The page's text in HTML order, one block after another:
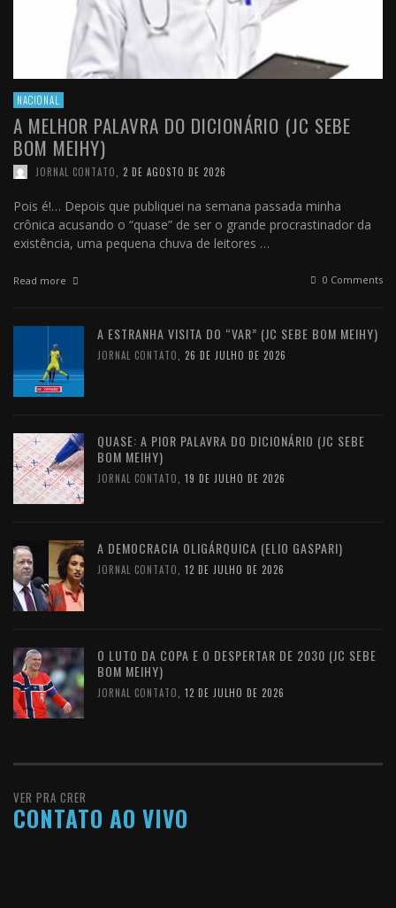
NACIONAL
A MELHOR PALAVRA DO DICIONÁRIO (JC SEBE
BOM MEIHY)
JORNAL CONTATO, 2 DE AGOSTO DE 2026
Pois é!… Depois que publiquei na semana passada minha
crônica acusando o “quase” de ser o grande procrastinador da
existência, uma pequena chuva de leitores …
Read more 0 Comments
A ESTRANHA VISITA DO “VAR” (JC SEBE BOM MEIHY)
JORNAL CONTATO 26 DE JULHO DE 2026
QUASE: A PIOR PALAVRA DO DICIONÁRIO (JC SEBE
BOM MEIHY)
JORNAL CONTATO 19 DE JULHO DE 2026
A DEMOCRACIA OLIGÁRQUICA (ELIO GASPARI)
JORNAL CONTATO 12 DE JULHO DE 2026
O LUTO DA COPA E O DESPERTAR DE 2030 (JC SEBE
BOM MEIHY)
JORNAL CONTATO 12 DE JULHO DE 2026
VER PRA CRER
CONTATO AO VIVO